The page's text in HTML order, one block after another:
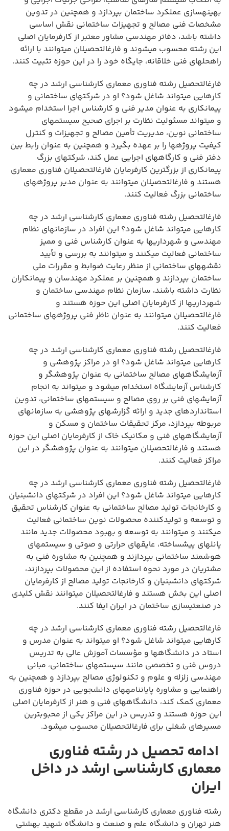
بهینهسازی عملکرد ساختمان بپردازد و همچنین در تدوین
مشخصات فنی مصالح و تجهیزات ساختمانی نقش اساسی
داشته باشد، دفاتر مهندسی مشاور معتبر از کارفرمایان اصلی
این رشته محسوب میشوند و فارغالتحصیلان میتوانند با ارائه
راهحلهای فنی خلاقانه، جایگاه خود را در این حوزه تثبیت کنند.
فارغالتحصیل رشته فناوری معماری کارشناسی ارشد در چه
کارهایی میتواند شاغل شود؟ او در شرکتهای ساختمانی و
پیمانکاری به عنوان مدیر فنی و کارشناس اجرا استخدام میشود
و میتواند مسئولیت نظارت بر اجرای صحیح سیستمهای
ساختمانی نوین، مدیریت تأمین مصالح و تجهیزات و کنترل
کیفیت پروژهها را بر عهده بگیرد و همچنین به عنوان رابط بین
دفتر فنی و کارگاههای اجرایی عمل کند، شرکتهای بزرگ
پیمانکاری از بزرگترین کارفرمایان فارغالتحصیلان فناوری معماری
هستند و فارغالتحصیلان میتوانند به عنوان مدیر پروژههای
ساختمانی بزرگ فعالیت کنند.
فارغالتحصیل رشته فناوری معماری کارشناسی ارشد در چه
کارهایی میتواند شاغل شود؟ این افراد در سازمانهای نظام
مهندسی و شهرداریها به عنوان کارشناس فنی و ممیز
ساختمانی فعالیت میکنند و میتوانند به بررسی و تأیید
نقشههای ساختمانی از منظر رعایت ضوابط و مقررات ملی
ساختمان بپردازند و همچنین بر عملکرد مهندسان و پیمانکاران
نظارت داشته باشند، سازمان نظام مهندسی ساختمان و
شهرداریها از کارفرمایان اصلی این حوزه هستند و
فارغالتحصیلان میتوانند به عنوان ناظر فنی پروژههای ساختمانی
فعالیت کنند.
فارغالتحصیل رشته فناوری معماری کارشناسی ارشد در چه
کارهایی میتواند شاغل شود؟ او در مراکز پژوهشی و
آزمایشگاههای مصالح ساختمانی به عنوان پژوهشگر و
کارشناس آزمایشگاه استخدام میشود و میتواند به انجام
آزمایشهای فنی بر روی مصالح و سیستمهای ساختمانی، تدوین
استانداردهای جدید و ارائه گزارشهای پژوهشی به سازمانهای
مربوطه بپردازد، مرکز تحقیقات ساختمان و مسکن و
آزمایشگاههای فنی و مکانیک خاک از کارفرمایان اصلی این حوزه
هستند و فارغالتحصیلان میتوانند به عنوان پژوهشگر در این
مراکز فعالیت کنند.
فارغالتحصیل رشته فناوری معماری کارشناسی ارشد در چه
کارهایی میتواند شاغل شود؟ این افراد در شرکتهای دانشبنیان
و کارخانجات تولید مصالح ساختمانی به عنوان کارشناس تحقیق
و توسعه و تولیدکننده محصولات نوین ساختمانی فعالیت
میکنند و میتوانند به توسعه و بهبود محصولات جدید مانند
پانلهای پیشساخته، عایقهای حرارتی و صوتی و سیستمهای
هوشمند ساختمانی بپردازند و همچنین به مشاوره فنی به
مشتریان در مورد نحوه استفاده از این محصولات بپردازند،
شرکتهای دانشبنیان و کارخانجات تولید مصالح از کارفرمایان
اصلی این بخش هستند و فارغالتحصیلان میتوانند نقش کلیدی
در صنعتیسازی ساختمان در ایران ایفا کنند.
فارغالتحصیل رشته فناوری معماری کارشناسی ارشد در چه
کارهایی میتواند شاغل شود؟ او میتواند به عنوان مدرس و
استاد در دانشگاهها و مؤسسات آموزش عالی به تدریس
دروس فنی و تخصصی مانند سیستمهای ساختمانی، مبانی
مهندسی زلزله و علوم و تکنولوژی مصالح بپردازد و همچنین به
راهنمایی و مشاوره پایاننامههای دانشجویی در حوزه فناوری
معماری کمک کند، دانشگاههای فنی و هنر از کارفرمایان اصلی
این حوزه هستند و تدریس در این مراکز یکی از محبوبترین
مسیرهای شغلی برای فارغالتحصیلان محسوب میشود.
ادامه تحصیل در رشته فناوری
معماری کارشناسی ارشد در داخل
ایران
رشته فناوری معماری کارشناسی ارشد در مقطع دکتری دانشگاه
هنر تهران و دانشگاه علم و صنعت و دانشگاه شهید بهشتی